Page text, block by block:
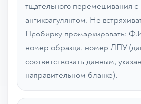
тщательного перемешивания с
антикоагулянтом. Не
Пробирку промаркировать:
номер образца, номер ЛПУ
соответствовать данным,
направительном бланке).